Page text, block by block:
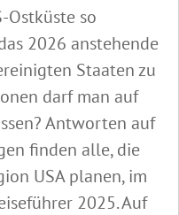
Ostküste so
2026 anstehende
Staaten zu
darf man auf
Antworten auf
finden alle, die
USA planen, im
2025. Auf